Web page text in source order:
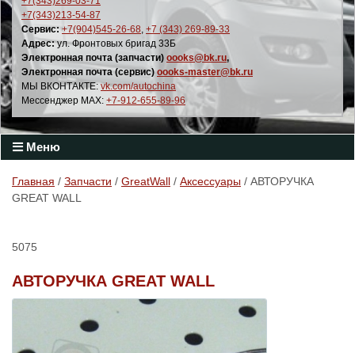
+7(343)213-54-87
Сервис: +7(904)545-26-68, +7 (343) 269-89-33
Адрес:ул. Фронтовых бригад 33Б
Электронная почта (запчасти) oooks@bk.ru,
Электронная почта (сервис) oooks-master@bk.ru
МЫ ВКОНТАКТЕ: vk.com/autochina
Мессенджер MAX: +7-912-655-89-96
Меню
Главная / Запчасти / GreatWall / Аксессуары / АВТОРУЧКА
GREAT WALL
5075
АВТОРУЧКА GREAT WALL